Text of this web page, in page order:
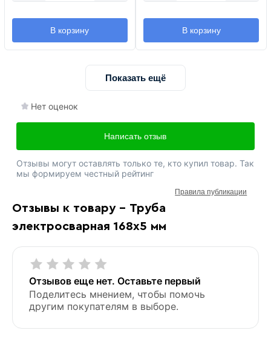
В корзину В корзину
Показать ещё
Отзывы к товару - Труба
электросварная 168х5 мм
Отзывов еще нет. Оставьте первый
Поделитесь мнением, чтобы помочь
другим покупателям в выборе.
Нет оценок
Написать отзыв
Отзывы могут оставлять только те, кто купил товар. Так
мы формируем честный рейтинг
Правила публикации